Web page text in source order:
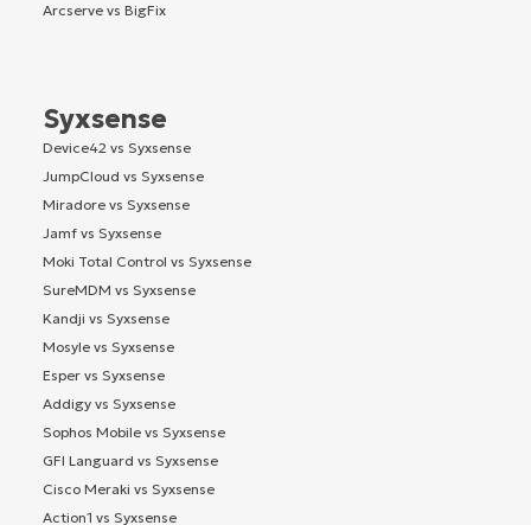
Arcserve vs BigFix
Syxsense
Device42 vs Syxsense
JumpCloud vs Syxsense
Miradore vs Syxsense
Jamf vs Syxsense
Moki Total Control vs Syxsense
SureMDM vs Syxsense
Kandji vs Syxsense
Mosyle vs Syxsense
Esper vs Syxsense
Addigy vs Syxsense
Sophos Mobile vs Syxsense
GFI Languard vs Syxsense
Cisco Meraki vs Syxsense
Action1 vs Syxsense